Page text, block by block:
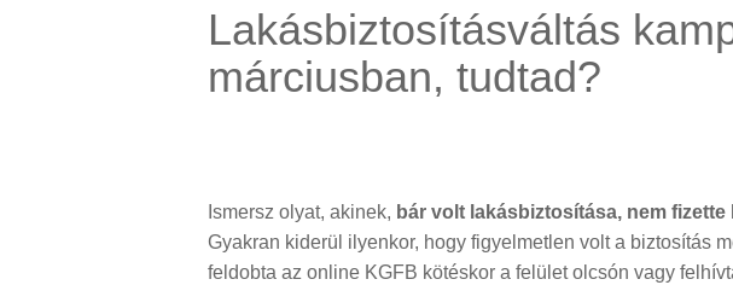
Lakásbiztosításváltás
márciusban, tudtad?
Ismersz olyat, akinek, bár volt lakásbiztosítása, nem
Gyakran kiderül ilyenkor, hogy figyelmetlen volt a biztosítás
feldobta az online KGFB kötéskor a felület olcsón vagy